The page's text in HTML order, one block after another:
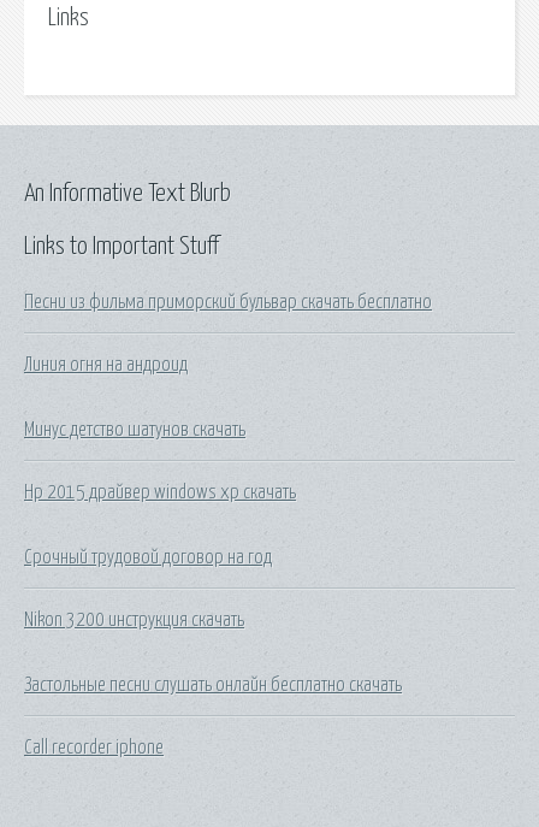
Links
Links to Important Stuff
Песни из фильма приморский бульвар скачать бесплатно
Линия огня на андроид
Минус детство шатунов скачать
Hp 2015 драйвер windows xp скачать
Срочный трудовой договор на год
Nikon 3200 инструкция скачать
Застольные песни слушать онлайн бесплатно скачать
Call recorder iphone
An Informative Text Blurb